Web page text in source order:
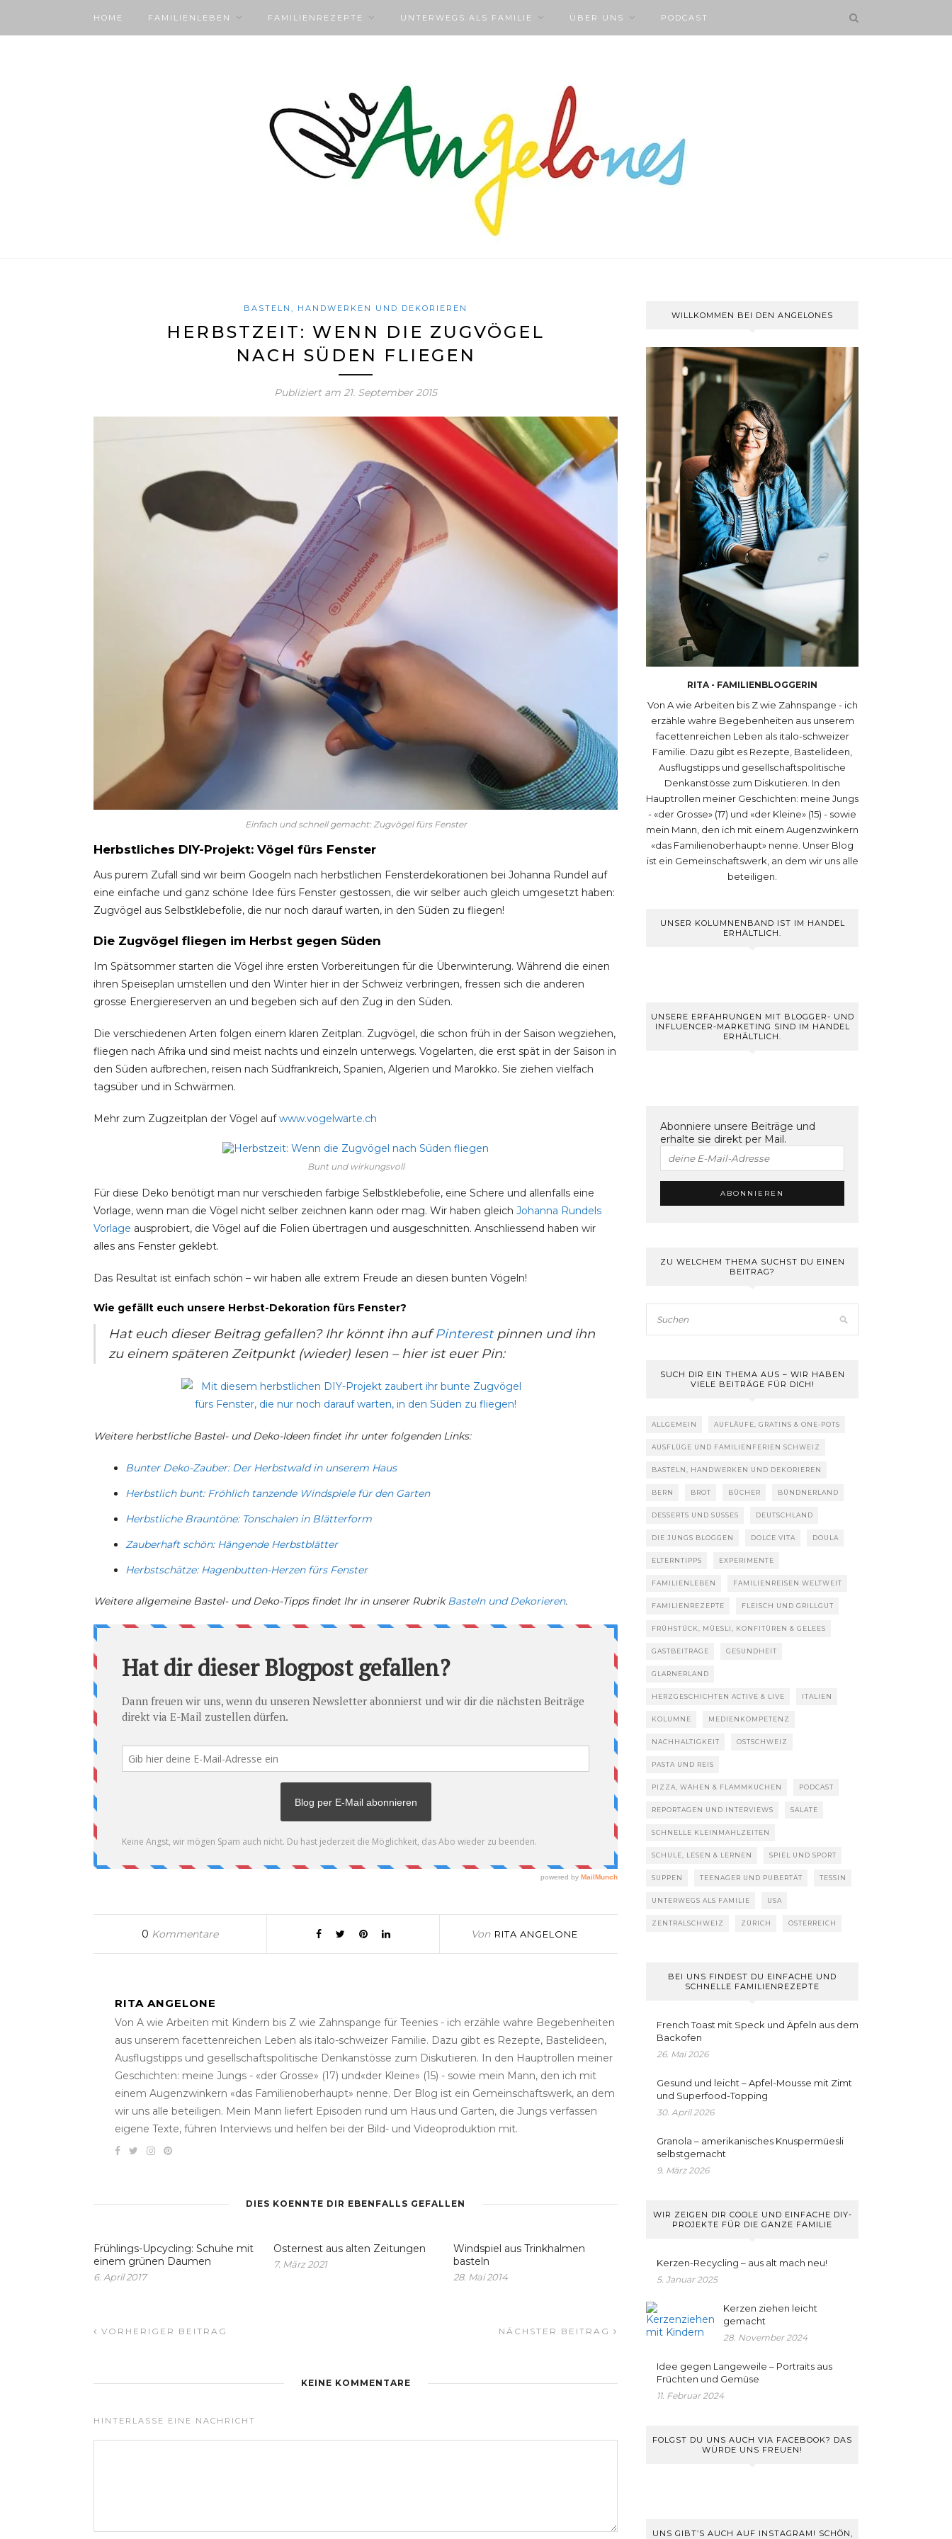
HOME FAMILIENLEBEN FAMILIENREZEPTE UNTERWEGS ALS FAMILIE ÜBER UNS PODCAST
BASTELN, HANDWERKEN UND DEKORIEREN
HERBSTZEIT: WENN DIE ZUGVÖGEL
NACH SÜDEN FLIEGEN
Publiziert am 21. September 2015
Einfach und schnell gemacht: Zugvögel fürs Fenster
Herbstliches DIY-Projekt: Vögel fürs Fenster
Aus purem Zufall sind wir beim Googeln nach herbstlichen Fensterdekorationen bei Johanna Rundel auf
eine einfache und ganz schöne Idee fürs Fenster gestossen, die wir selber auch gleich umgesetzt haben:
Zugvögel aus Selbstklebefolie, die nur noch darauf warten, in den Süden zu fliegen!
Die Zugvögel fliegen im Herbst gegen Süden
Im Spätsommer starten die Vögel ihre ersten Vorbereitungen für die Überwinterung. Während die einen
ihren Speiseplan umstellen und den Winter hier in der Schweiz verbringen, fressen sich die anderen
grosse Energiereserven an und begeben sich auf den Zug in den Süden.
Die verschiedenen Arten folgen einem klaren Zeitplan. Zugvögel, die schon früh in der Saison wegziehen,
fliegen nach Afrika und sind meist nachts und einzeln unterwegs. Vogelarten, die erst spät in der Saison in
den Süden aufbrechen, reisen nach Südfrankreich, Spanien, Algerien und Marokko. Sie ziehen vielfach
tagsüber und in Schwärmen.
Mehr zum Zugzeitplan der Vögel aufwww.vogelwarte.ch
Bunt und wirkungsvoll
Für diese Deko benötigt man nur verschieden farbige Selbstklebefolie, eine Schere und allenfalls eine
Vorlage, wenn man die Vögel nicht selber zeichnen kann oder mag. Wir haben gleich Johanna Rundels
Vorlage ausprobiert, die Vögel auf die Folien übertragen und ausgeschnitten. Anschliessend haben wir
alles ans Fenster geklebt.
Das Resultat ist einfach schön – wir haben alle extrem Freude an diesen bunten Vögeln!
Wie gefällt euch unsere Herbst-Dekoration fürs Fenster?
Hat euch dieser Beitrag gefallen? Ihr könnt ihn aufPinterestpinnen und ihn
zu einem späteren Zeitpunkt (wieder) lesen – hier ist euer Pin:
Weitere herbstliche Bastel- und Deko-Ideen findet ihr unter folgenden Links:
Bunter Deko-Zauber: Der Herbstwald in unserem Haus
Herbstlich bunt: Fröhlich tanzende Windspiele für den Garten
Herbstliche Brauntöne: Tonschalen in Blätterform
Zauberhaft schön: Hängende Herbstblätter
Herbstschätze: Hagenbutten-Herzen fürs Fenster
Weitere allgemeine Bastel- und Deko-Tipps findet Ihr in unserer Rubrik Basteln und Dekorieren.
0 Kommentare Von RITA ANGELONE
RITA ANGELONE
Von A wie Arbeiten mit Kindern bis Z wie Zahnspange für Teenies - ich erzähle wahre Begebenheiten
aus unserem facettenreichen Leben als italo-schweizer Familie. Dazu gibt es Rezepte, Bastelideen,
Ausflugstipps und gesellschaftspolitische Denkanstösse zum Diskutieren. In den Hauptrollen meiner
Geschichten: meine Jungs - «der Grosse» (17) und«der Kleine» (15) - sowie mein Mann, den ich mit
einem Augenzwinkern «das Familienoberhaupt» nenne. Der Blog ist ein Gemeinschaftswerk, an dem
wir uns alle beteiligen. Mein Mann liefert Episoden rund um Haus und Garten, die Jungs verfassen
eigene Texte, führen Interviews und helfen bei der Bild- und Videoproduktion mit.
DIES KOENNTE DIR EBENFALLS GEFALLEN
Frühlings-Upcycling: Schuhe mit
einem grünen Daumen
6. April 2017
Osternest aus alten Zeitungen
7. März 2021
Windspiel aus Trinkhalmen
basteln
28. Mai 2014
VORHERIGER BEITRAG NÄCHSTER BEITRAG
KEINE KOMMENTARE
HINTERLASSE EINE NACHRICHT
WILLKOMMEN BEI DEN ANGELONES
RITA - FAMILIENBLOGGERIN
Von A wie Arbeiten bis Z wie Zahnspange - ich
erzähle wahre Begebenheiten aus unserem
facettenreichen Leben als italo-schweizer
Familie. Dazu gibt es Rezepte, Bastelideen,
Ausflugstipps und gesellschaftspolitische
Denkanstösse zum Diskutieren. In den
Hauptrollen meiner Geschichten: meine Jungs
- «der Grosse» (17) und «der Kleine» (15) - sowie
mein Mann, den ich mit einem Augenzwinkern
«das Familienoberhaupt» nenne. Unser Blog
ist ein Gemeinschaftswerk, an dem wir uns alle
beteiligen.
UNSER KOLUMNENBAND IST IM HANDEL
ERHÄLTLICH.
UNSERE ERFAHRUNGEN MIT BLOGGER- UND
INFLUENCER-MARKETING SIND IM HANDEL
ERHÄLTLICH.
Abonniere unsere Beiträge und
erhalte sie direkt per Mail.
ZU WELCHEM THEMA SUCHST DU EINEN
BEITRAG?
SUCH DIR EIN THEMA AUS – WIR HABEN
VIELE BEITRÄGE FÜR DICH!
ALLGEMEIN AUFLÄUFE, GRATINS & ONE-POTS
AUSFLÜGE UND FAMILIENFERIEN SCHWEIZ
BASTELN, HANDWERKEN UND DEKORIEREN
BERN BROT BÜCHER BÜNDNERLAND
DESSERTS UND SÜSSES DEUTSCHLAND
DIE JUNGS BLOGGEN DOLCE VITA DOULA
ELTERNTIPPS EXPERIMENTE
FAMILIENLEBEN FAMILIENREISEN WELTWEIT
FAMILIENREZEPTE FLEISCH UND GRILLGUT
FRÜHSTÜCK, MÜESLI, KONFITÜREN & GELEES
GASTBEITRÄGE GESUNDHEIT
GLARNERLAND
HERZGESCHICHTEN ACTIVE & LIVE ITALIEN
KOLUMNE MEDIENKOMPETENZ
NACHHALTIGKEIT OSTSCHWEIZ
PASTA UND REIS
PIZZA, WÄHEN & FLAMMKUCHEN PODCAST
REPORTAGEN UND INTERVIEWS SALATE
SCHNELLE KLEINMAHLZEITEN
SCHULE, LESEN & LERNEN SPIEL UND SPORT
SUPPEN TEENAGER UND PUBERTÄT TESSIN
UNTERWEGS ALS FAMILIE USA
ZENTRALSCHWEIZ ZÜRICH ÖSTERREICH
BEI UNS FINDEST DU EINFACHE UND
SCHNELLE FAMILIENREZEPTE
French Toast mit Speck und Äpfeln aus dem
Backofen
26. Mai 2026
Gesund und leicht – Apfel-Mousse mit Zimt
und Superfood-Topping
30. April 2026
Granola – amerikanisches Knuspermüesli
selbstgemacht
9. März 2026
WIR ZEIGEN DIR COOLE UND EINFACHE DIY-
PROJEKTE FÜR DIE GANZE FAMILIE
Kerzen-Recycling – aus alt mach neu!
5. Januar 2025
Kerzen ziehen leicht
gemacht
28. November 2024
Idee gegen Langeweile – Portraits aus
Früchten und Gemüse
11. Februar 2024
FOLGST DU UNS AUCH VIA FACEBOOK? DAS
WÜRDE UNS FREUEN!
UNS GIBT’S AUCH AUF INSTAGRAM! SCHÖN,